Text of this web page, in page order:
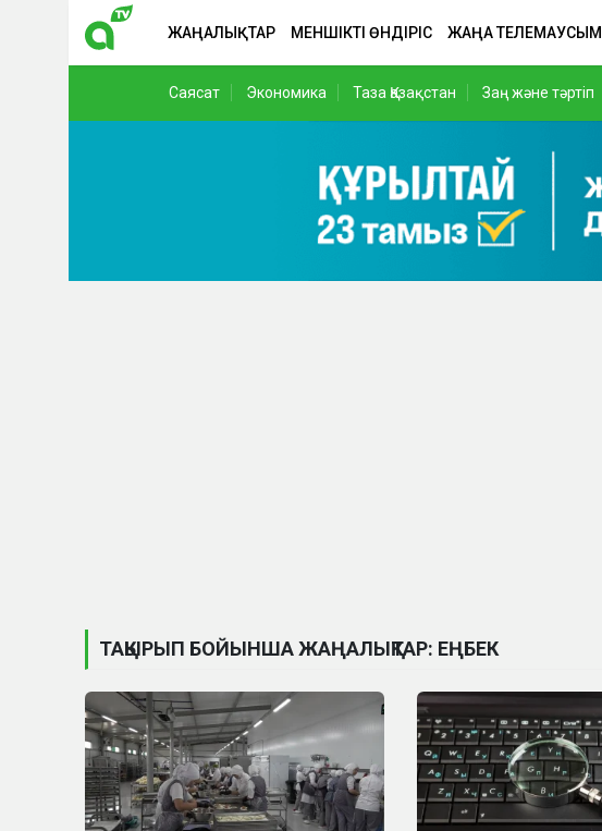
ЖАҢАЛЫҚТАР МЕНШІКТІ ӨНДІРІС ЖАҢА ТЕЛЕМАУСЫМ
Саясат Экономика Таза Қазақстан Заң және тәртіп
ТАҚЫРЫП БОЙЫНША ЖАҢАЛЫҚТАР: ЕҢБЕК